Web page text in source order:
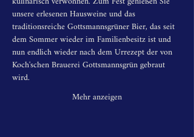
unsere erlesenen Hausweine und das
traditionsreiche Gottsmannsgrüner Bier, das seit
dem Sommer wieder im Familienbesitz ist und
nun endlich wieder nach dem Urrezept der von
Koch'schen Brauerei Gottsmannsgrün gebraut
wird.
Mehr anzeigen